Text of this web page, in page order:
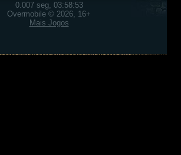
0.007 seg, 03:58:53
Overmobile © 2026, 16+
Mais Jogos